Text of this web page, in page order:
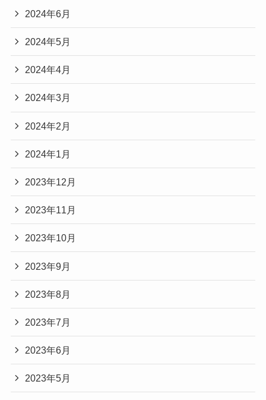
2024年6月
2024年5月
2024年4月
2024年3月
2024年2月
2024年1月
2023年12月
2023年11月
2023年10月
2023年9月
2023年8月
2023年7月
2023年6月
2023年5月